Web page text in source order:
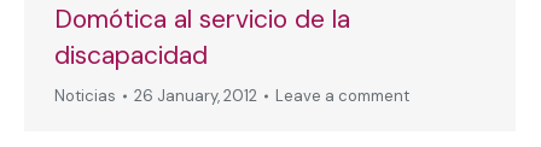
Domótica al servicio de la
discapacidad
Noticias 26 January, 2012 Leave a comment